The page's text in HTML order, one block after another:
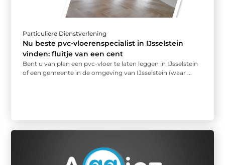
Particuliere Dienstverlening
Nu beste pvc-vloerenspecialist in IJsselstein
vinden: fluitje van een cent
Bent u van plan een pvc-vloer te laten leggen in IJsselstein
of een gemeente in de omgeving van IJsselstein (waar ...